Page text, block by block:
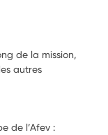
de la mission,
autres
de l’Afev :